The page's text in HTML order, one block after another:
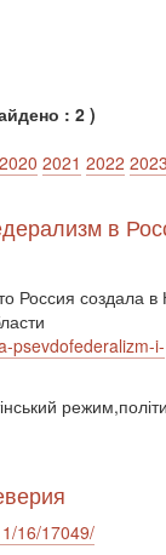
: 2 )
2020 2021 2022
в
Россия создала
psevdofederalizm-i-
16/17049/